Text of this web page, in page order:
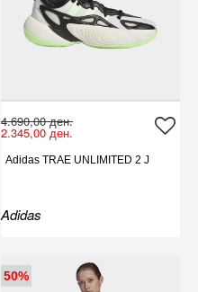
4.690,00 ден.
2.345,00 ден.
Adidas TRAE UNLIMITED 2 J
Adidas
50%